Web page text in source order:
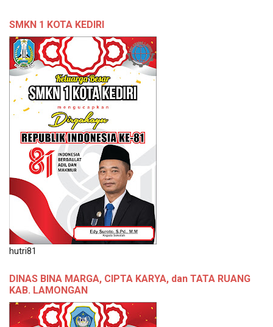
SMKN 1 KOTA KEDIRI
hutri81
DINAS BINA MARGA, CIPTA KARYA, dan TATA RUANG
KAB. LAMONGAN